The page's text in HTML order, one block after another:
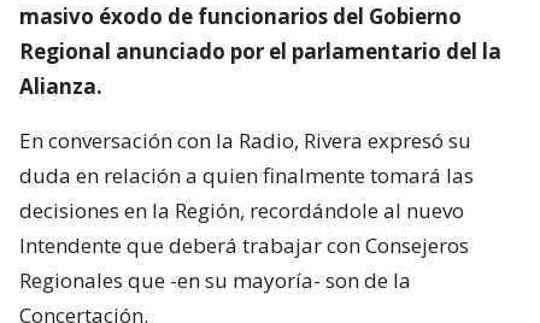
masivo éxodo de funcionarios del Gobierno
Regional anunciado por el parlamentario del la
Alianza.
En conversación con la Radio, Rivera expresó su
duda en relación a quien finalmente tomará las
decisiones en la Región, recordándole al nuevo
Intendente que deberá trabajar con Consejeros
Regionales que -en su mayoría- son de la
Concertación.